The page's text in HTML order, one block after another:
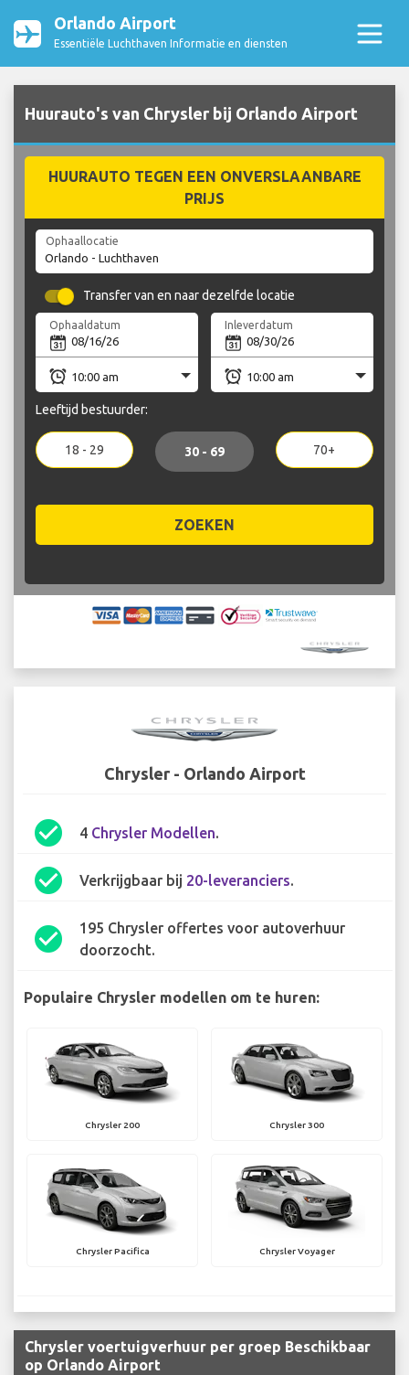
Orlando Airport
Essentiële Luchthaven Informatie en diensten
Huurauto's van Chrysler bij Orlando Airport
HUURAUTO TEGEN EEN ONVERSLAANBARE
PRIJS
Ophaallocatie
Transfer van en naar dezelfde locatie
Ophaaldatum Inleverdatum
Leeftijd bestuurder:
18 - 29 30 - 69 70+
ZOEKEN
Chrysler - Orlando Airport
check_circle 4 Chrysler Modellen.
check_circle Verkrijgbaar bij 20-leveranciers.
check_circle
195 Chrysler offertes voor autoverhuur
doorzocht.
Populaire Chrysler modellen om te huren:
Chrysler 200 Chrysler 300
Chrysler Pacifica Chrysler Voyager
Chrysler voertuigverhuur per groep Beschikbaar
op Orlando Airport